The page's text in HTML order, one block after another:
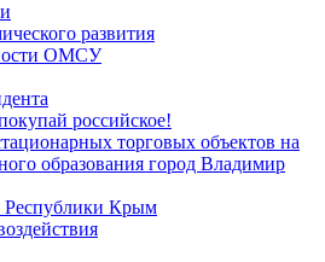
развития
ОМСУ
российское!
торговых объектов на
образования город Владимир
Республики Крым